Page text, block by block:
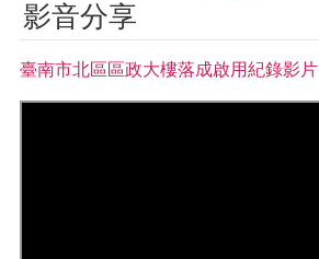
影音分享
臺南市北區區政大樓落成啟用紀錄影片